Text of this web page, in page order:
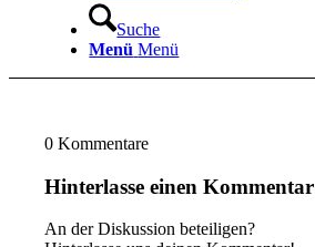
Suche
Menü Menü
0 Kommentare
Hinterlasse einen Kommentar
An der Diskussion beteiligen?